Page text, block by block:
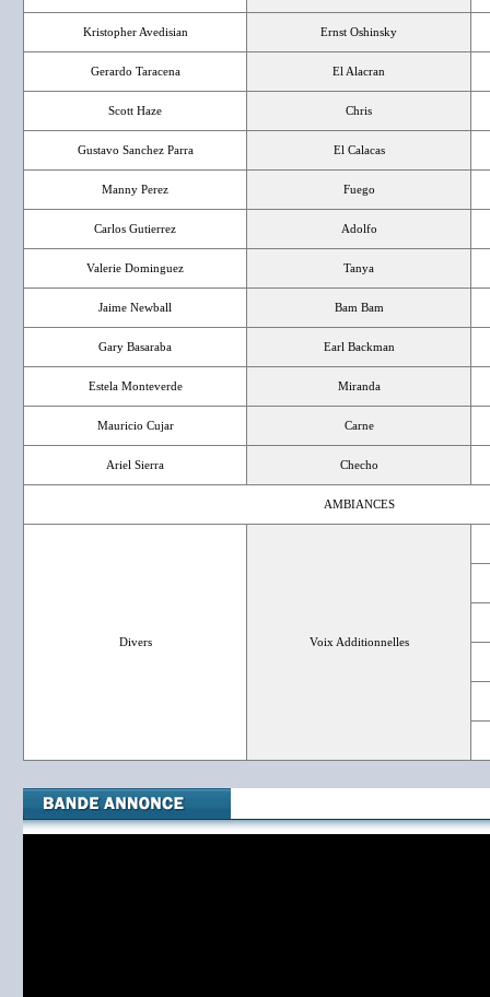
Kristopher Avedisian Ernst Oshinsky
Gerardo Taracena El Alacran
Scott Haze Chris
Gustavo Sanchez Parra El Calacas
Manny Perez Fuego
Carlos Gutierrez Adolfo
Valerie Dominguez Tanya
Jaime Newball Bam Bam
Gary Basaraba Earl Backman
Estela Monteverde Miranda
Mauricio Cujar Carne
Ariel Sierra Checho
AMBIANCES
Divers Voix Additionnelles